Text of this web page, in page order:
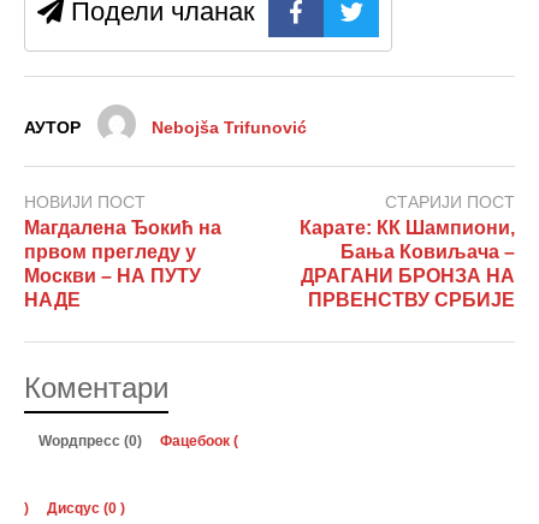
Подели чланак
АУТОР Nebojša Trifunović
НОВИЈИ ПОСТ
Магдалена Ђокић на
првом прегледу у
Москви – НА ПУТУ
НАДЕ
СТАРИЈИ ПОСТ
Карате: КК Шампиони,
Бања Ковиљача –
ДРАГАНИ БРОНЗА НА
ПРВЕНСТВУ СРБИЈЕ
Коментари
Wордпресс (0) Фацебоок (
) Дисqус (0 )